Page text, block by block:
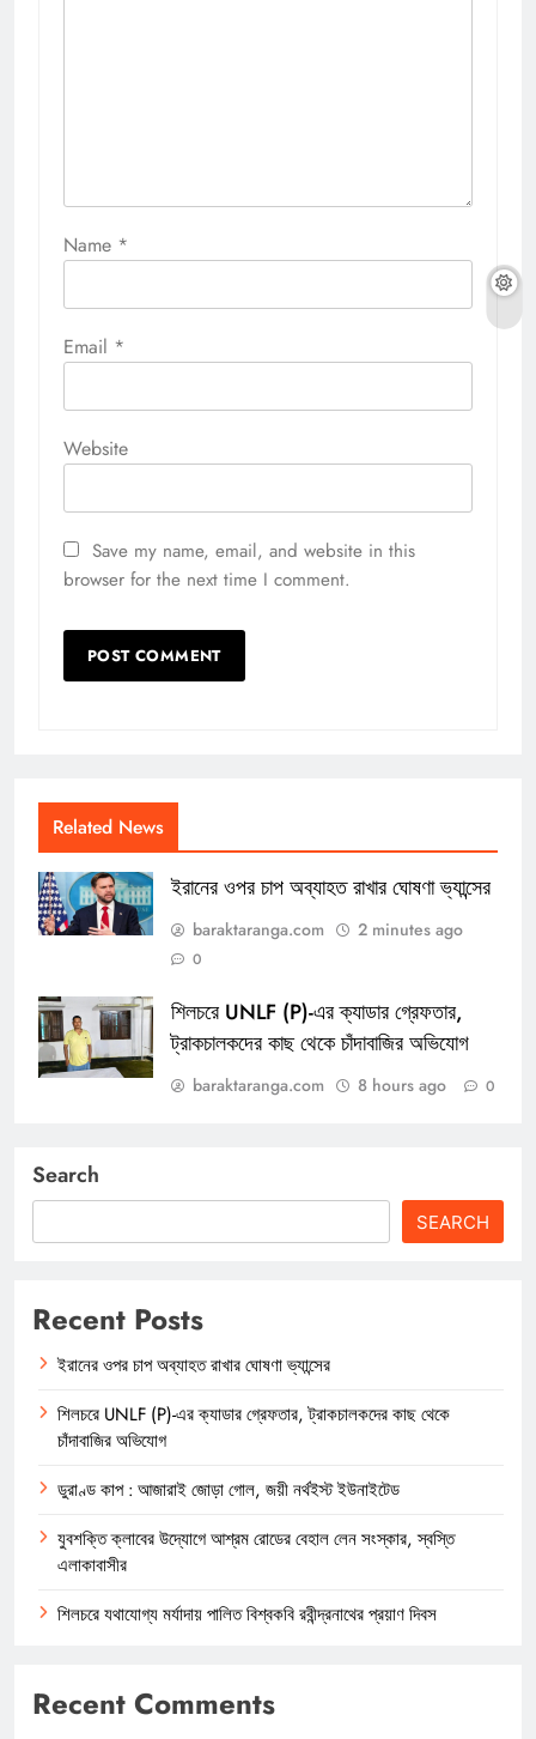
Name *
Email *
Website
Save my name, email, and website in this
browser for the next time I comment.
Related News
ইরানের ওপর চাপ অব্যাহত রাখার ঘোষণা ভ্যান্সের
baraktaranga.com 2 minutes ago
0
শিলচরে UNLF (P)-এর ক্যাডার গ্রেফতার,
ট্রাকচালকদের কাছ থেকে চাঁদাবাজির অভিযোগ
baraktaranga.com 8 hours ago 0
Search
SEARCH
Recent Posts
ইরানের ওপর চাপ অব্যাহত রাখার ঘোষণা ভ্যান্সের
শিলচরে UNLF (P)-এর ক্যাডার গ্রেফতার, ট্রাকচালকদের কাছ থেকে
চাঁদাবাজির অভিযোগ
ডুরাণ্ড কাপ : আজারাই জোড়া গোল, জয়ী নর্থইস্ট ইউনাইটেড
যুবশক্তি ক্লাবের উদ্যোগে আশ্রম রোডের বেহাল লেন সংস্কার, স্বস্তি
এলাকাবাসীর
শিলচরে যথাযোগ্য মর্যাদায় পালিত বিশ্বকবি রবীন্দ্রনাথের প্রয়াণ দিবস
Recent Comments